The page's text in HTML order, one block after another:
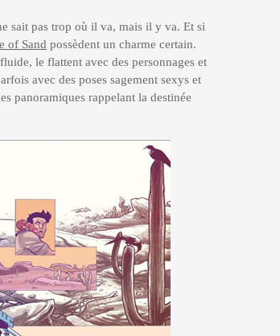
sait pas trop où il va, mais il y va. Et si
of Sand possèdent un charme certain.
le flattent avec des personnages et
avec des poses sagement sexys et
panoramiques rappelant la destinée